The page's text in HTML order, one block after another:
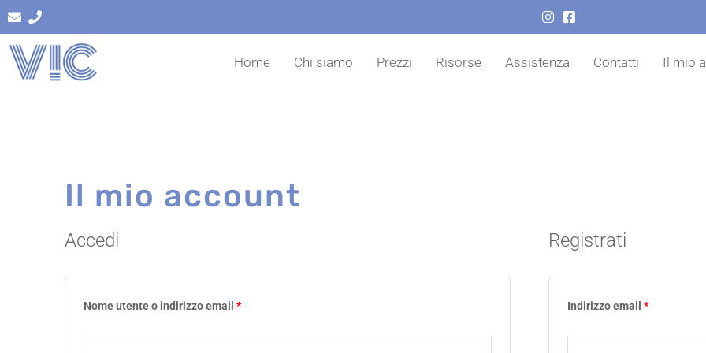
Vai
contenuto
Home Chi siamo Prezzi Risorse Assistenza Contatti Il mio
Il mio account
Accedi
Nome utente o indirizzo email *
Registrati
Indirizzo email *